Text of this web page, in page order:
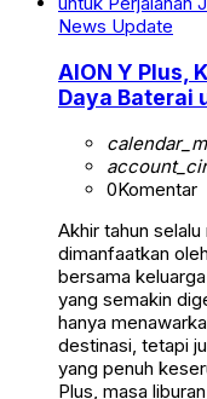
News Update
AION Y Plus,
Daya Baterai
0Komentar
Akhir tahun
dimanfaatkan
bersama
yang semakin
hanya
destinasi, tetapi
yang penuh
Plus, masa